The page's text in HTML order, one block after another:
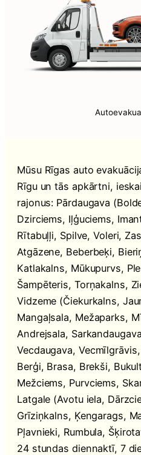
Mūsu Rīgas auto
Rīgu un tās apkārtni,
rajonus: Pārdaugava
Dzirciems, Iļģuciems,
Rītabuļļi, Spilve, Voleri,
Atgāzene, Beberbeķi,
Katlakalns, Mūkupurvs,
Šampēteris, Torņakalns,
Vidzeme (Čiekurkalns,
Mangaļsala, Mežaparks,
Andrejsala,
Vecdaugava,
Berģi, Brasa, Brekši,
Mežciems, Purvciems,
Latgale (Avotu iela,
Grīziņkalns, Ķengarags,
Pļavnieki, Rumbula,
24 stundas diennaktī, 7